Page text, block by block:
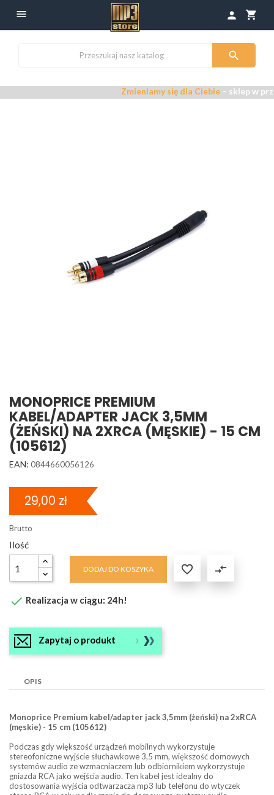
 shopping_cart
person

Zmieniamy się dla Ciebie– sklep w
MONOPRICE PREMIUM
KABEL/ADAPTER JACK 3,5MM
(ŻEŃSKI) NA 2XRCA (MĘSKIE) - 15 CM
(105612)
EAN: 0844660056126
29,00 zł
Brutto
Ilość
DODAJ DO KOSZYKA  compare_arrows
 Realizacja w ciągu: 24h!
Zapytaj o produkt
OPIS
Monoprice Premium kabel/adapter jack 3,5mm (żeński) na 2xRCA
(męskie) - 15 cm (105612)
Podczas gdy większość urządzeń mobilnych wykorzystuje
stereofoniczne wyjście słuchawkowe 3,5 mm, większość domowych
systemów audio ze wzmacniaczem lub odbiornikiem wykorzystuje
gniazda RCA jako wejścia audio. Ten kabel jest idealny do
dostosowania wyjścia odtwarzacza mp3 lub telefonu do wtyczek